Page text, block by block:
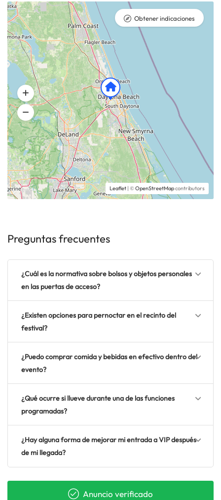
Leaflet | ©OpenStreetMapcontributors
Obtener indicaciones
Preguntas frecuentes
¿Cuál es la normativa sobre bolsos y objetos personales
en las puertas de acceso?
¿Existen opciones para pernoctar en el recinto del
festival?
¿Puedo comprar comida y bebidas en efectivo dentro del
evento?
¿Qué ocurre si llueve durante una de las funciones
programadas?
¿Hay alguna forma de mejorar mi entrada a VIP después
de mi llegada?
Anuncio verificado